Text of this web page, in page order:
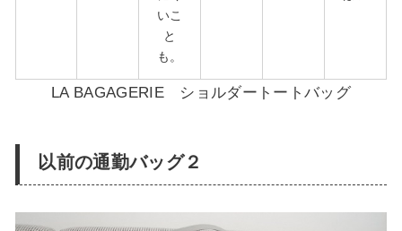
いこ
と
も。
LA BAGAGERIE ショルダートートバッグ
以前の通勤バッグ２